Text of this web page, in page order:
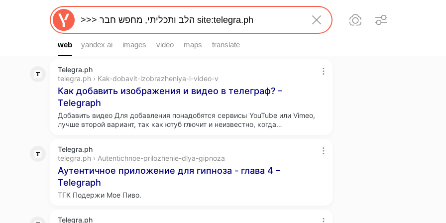
web
web yandex ai images video maps translate
Telegra.ph
telegra.ph › Kak-dobavit-izobrazheniya-i-video-v
Как добавить изображения и видео в телеграф? –
Telegraph
Добавить видео Для добавления понадобятся сервисы YouTube или Vimeo,
лучше второй вариант, так как ютуб глючит и неизвестно, когда…
Telegra.ph
telegra.ph › Autentichnoe-prilozhenie-dlya-gipnoza
Аутентичное приложение для гипноза - глава 4 –
Telegraph
ТГК Подержи Мое Пиво.
Telegra.ph